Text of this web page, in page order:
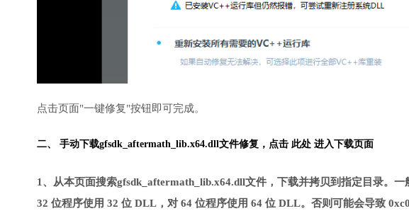
点击页面"一键修复"按钮即可完成。
二、 手动下载gfsdk_aftermath_lib.x64.dll文件修复， 点击 此处 进入下载页面
1、从本页面搜索gfsdk_aftermath_lib.x64.dll文件，下载并拷贝到指定目录。
32 位程序使用 32 位 DLL，对 64 位程序使用 64 位 DLL。否则可能会导致